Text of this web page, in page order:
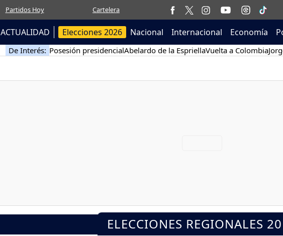
Partidos Hoy Cartelera
ACTUALIDAD Elecciones 2026 Nacional Internacional Economía
De Interés: Posesión presidencialAbelardo de la EspriellaVuelta a Colombia
ELECCIONES REGIONALES